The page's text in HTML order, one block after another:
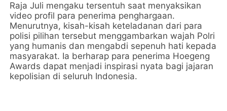
Raja Juli mengaku tersentuh saat menyaksikan
video profil para penerima penghargaan.
Menurutnya, kisah-kisah keteladanan dari para
polisi pilihan tersebut menggambarkan wajah Polri
yang humanis dan mengabdi sepenuh hati kepada
masyarakat. Ia berharap para penerima Hoegeng
Awards dapat menjadi inspirasi nyata bagi jajaran
kepolisian di seluruh Indonesia.